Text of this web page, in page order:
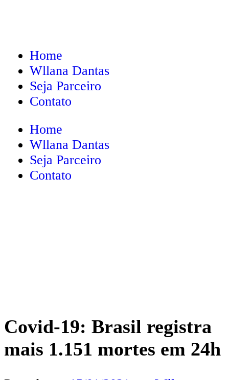
Home
Wllana Dantas
Seja Parceiro
Contato
Home
Wllana Dantas
Seja Parceiro
Contato
Covid-19: Brasil registra
mais 1.151 mortes em 24h